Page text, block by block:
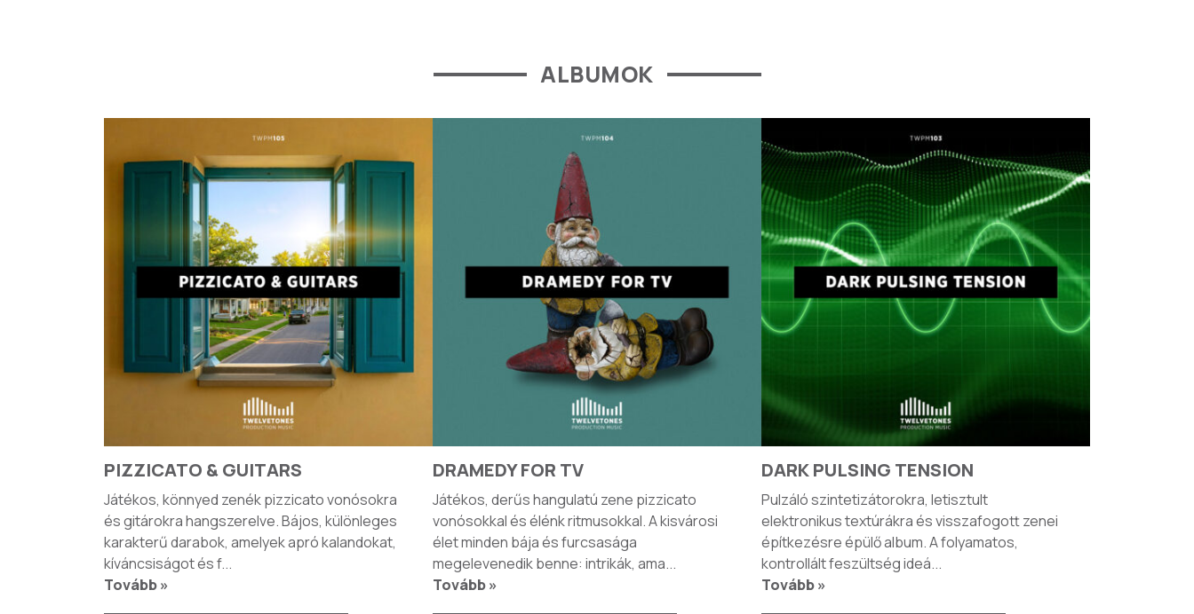
ALBUMOK
PIZZICATO & GUITARS
Játékos, könnyed zenék pizzicato vonósokra
és gitárokra hangszerelve. Bájos, különleges
karakterű darabok, amelyek apró kalandokat,
kíváncsiságot és f...
Tovább »
DRAMEDY FOR TV
Játékos, derűs hangulatú zene pizzicato
vonósokkal és élénk ritmusokkal. A kisvárosi
élet minden bája és furcsasága
megelevenedik benne: intrikák, ama...
Tovább »
DARK PULSING TENSION
Pulzáló szintetizátorokra, letisztult
elektronikus textúrákra és visszafogott zenei
építkezésre épülő album. A folyamatos,
kontrollált feszültség ideá...
Tovább »